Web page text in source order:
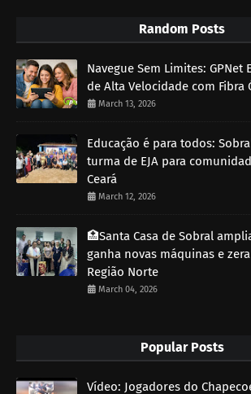
Random Posts
Navegue Sem Limites:
de Alta Velocidade com Fibra
March 13, 2026
Educação é para todos:
turma de EJA para
Ceará
March 12, 2026
🏥Santa Casa de Sobral
ganha novas máquinas e
Região Norte
March 04, 2026
Popular Posts
Vídeo: Jogadores do